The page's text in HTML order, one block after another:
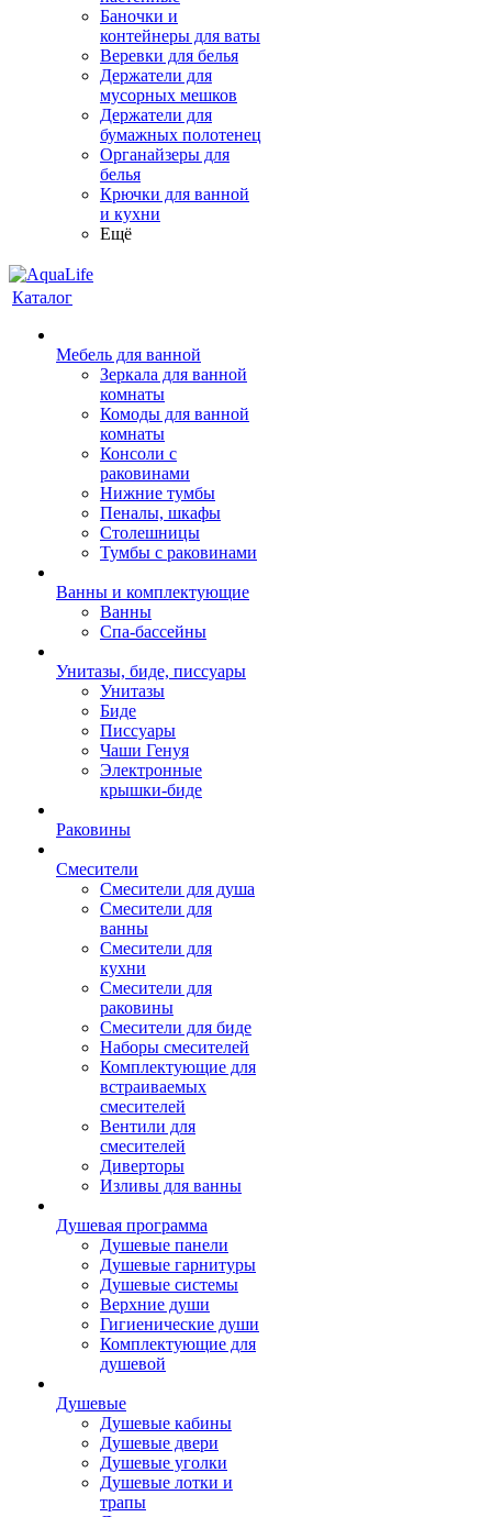
Баночки и
контейнеры для ваты
Веревки для белья
Держатели для
мусорных мешков
Держатели для
бумажных полотенец
Органайзеры для
белья
Крючки для ванной
и кухни
Ещё
Каталог
Мебель для ванной
Зеркала для ванной
комнаты
Комоды для ванной
комнаты
Консоли с
раковинами
Нижние тумбы
Пеналы, шкафы
Столешницы
Тумбы с раковинами
Ванны и комплектующие
Ванны
Спа-бассейны
Унитазы, биде, писсуары
Унитазы
Биде
Писсуары
Чаши Генуя
Электронные
крышки-биде
Раковины
Смесители
Смесители для душа
Смесители для
ванны
Смесители для
кухни
Смесители для
раковины
Смесители для биде
Наборы смесителей
Комплектующие для
встраиваемых
смесителей
Вентили для
смесителей
Диверторы
Изливы для ванны
Душевая программа
Душевые панели
Душевые гарнитуры
Душевые системы
Верхние души
Гигиенические души
Комплектующие для
душевой
Душевые
Душевые кабины
Душевые двери
Душевые уголки
Душевые лотки и
трапы